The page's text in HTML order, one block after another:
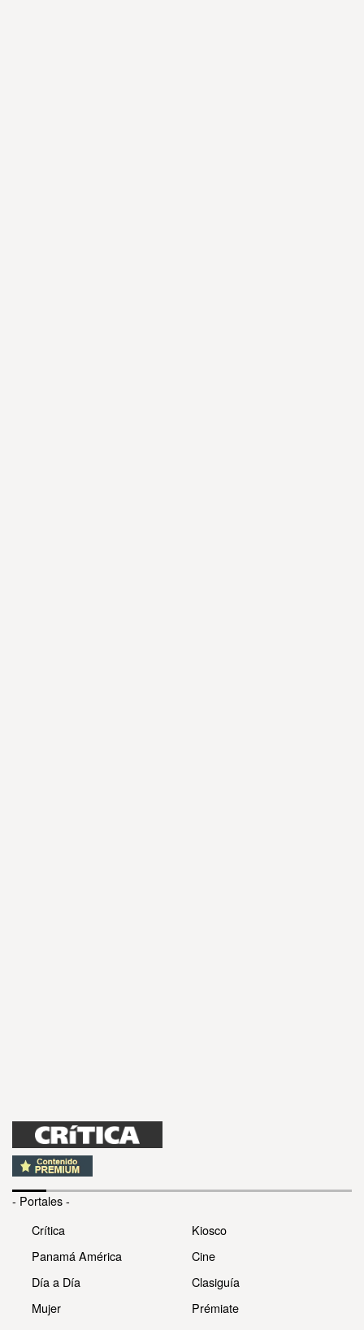
- Portales -
Crítica
Panamá América
Día a Día
Mujer
Kiosco
Cine
Clasiguía
Prémiate